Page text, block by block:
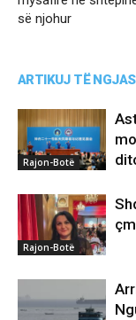
së njohur
ARTIKUJ TË
Rajon-Botë
Rajon-Botë